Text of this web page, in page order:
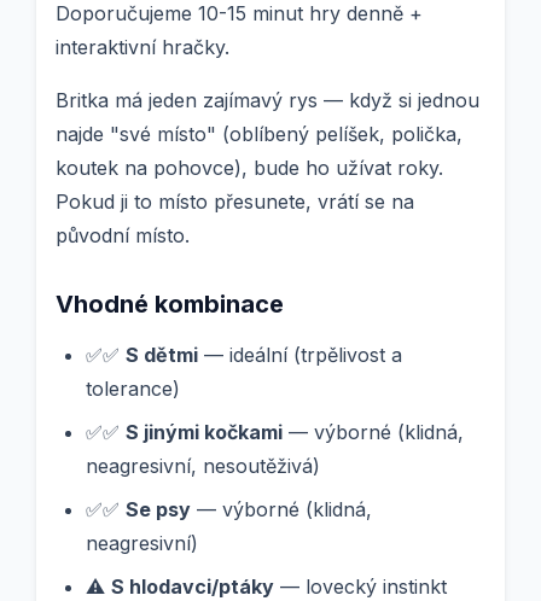
Doporučujeme 10-15 minut hry denně +
interaktivní hračky.
Britka má jeden zajímavý rys — když si jednou
najde "své místo" (oblíbený pelíšek, polička,
koutek na pohovce), bude ho užívat roky.
Pokud ji to místo přesunete, vrátí se na
původní místo.
Vhodné kombinace
✅✅ S dětmi — ideální (trpělivost a
tolerance)
✅✅ S jinými kočkami — výborné (klidná,
neagresivní, nesoutěživá)
✅✅ Se psy — výborné (klidná,
neagresivní)
⚠️ S hlodavci/ptáky — lovecký instinkt